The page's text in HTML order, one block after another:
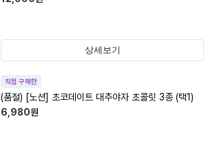
상세보기
직접 구매한
(품절) [노션] 초코데이트 대추야자 초콜릿 3종 (택1)
6,980원